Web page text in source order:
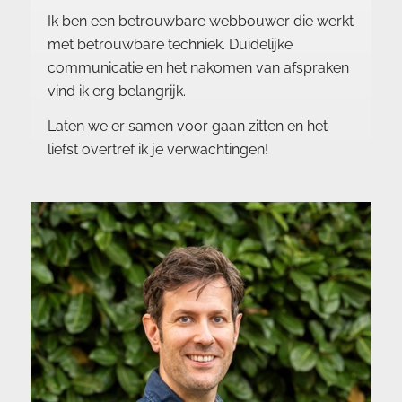
Ik ben een betrouwbare webbouwer die werkt
met betrouwbare techniek. Duidelijke
communicatie en het nakomen van afspraken
vind ik erg belangrijk.
Laten we er samen voor gaan zitten en het
liefst overtref ik je verwachtingen!